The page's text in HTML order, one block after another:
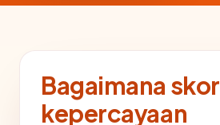
Bagaimana skor
kepercayaan